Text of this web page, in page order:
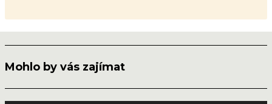
Mohlo by vás zajímat